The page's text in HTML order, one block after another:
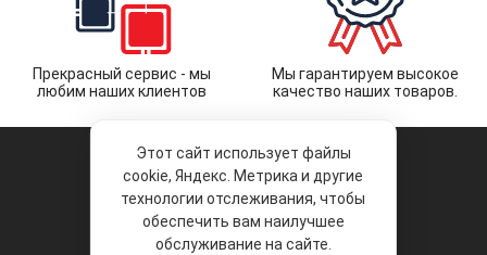
Прекрасный сервис - мы
любим наших клиентов
Мы гарантируем высокое
качество наших товаров.
© 2026 «Liberty Project».
Аксессуары и запчасти оптом.
Этот сайт использует файлы
cookie, Яндекс. Метрика и другие
технологии отслеживания, чтобы
обеспечить вам наилучшее
обслуживание на сайте.